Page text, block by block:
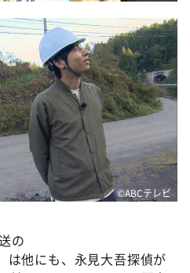
©ABCテレビ
の
は他にも、永見大吾探偵が